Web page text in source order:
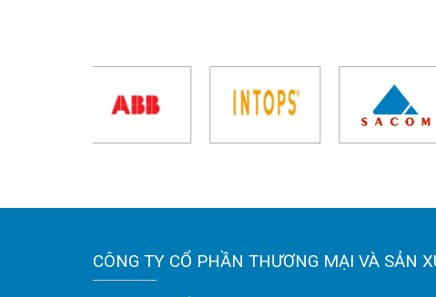
CÔNG TY CỔ PHẦN THƯƠNG MẠI VÀ SẢN